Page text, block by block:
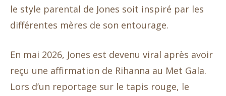
le style parental de Jones soit inspiré par les
différentes mères de son entourage.
En mai 2026, Jones est devenu viral après avoir
reçu une affirmation de Rihanna au Met Gala.
Lors d’un reportage sur le tapis rouge, le